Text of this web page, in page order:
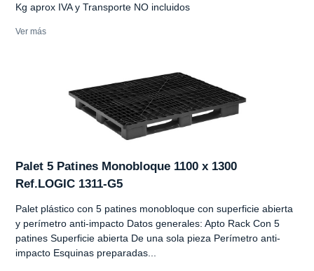
Kg aprox IVA y Transporte NO incluidos
Ver más
Palet 5 Patines Monobloque 1100 x 1300
Ref.LOGIC 1311-G5
Palet plástico con 5 patines monobloque con superficie abierta
y perímetro anti-impacto Datos generales: Apto Rack Con 5
patines Superficie abierta De una sola pieza Perímetro anti-
impacto Esquinas preparadas...